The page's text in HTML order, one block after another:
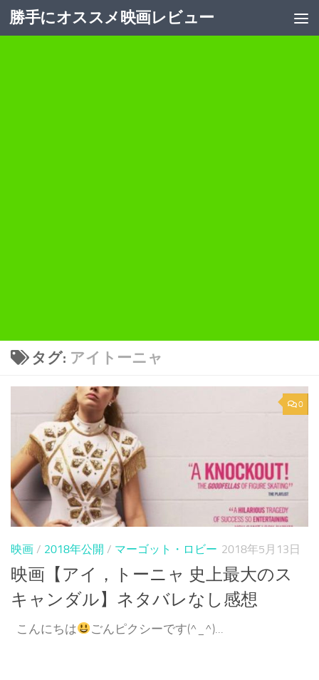
コンテンツへスキップ
勝手にオススメ映画レビュー
タグ: アイトーニャ
0
映画 / 2018年公開 / マーゴット・ロビー 2018年5月13日
映画【アイ，トーニャ 史上最大のス
キャンダル】ネタバレなし感想
こんにちは ごんピクシーです(^_^)...